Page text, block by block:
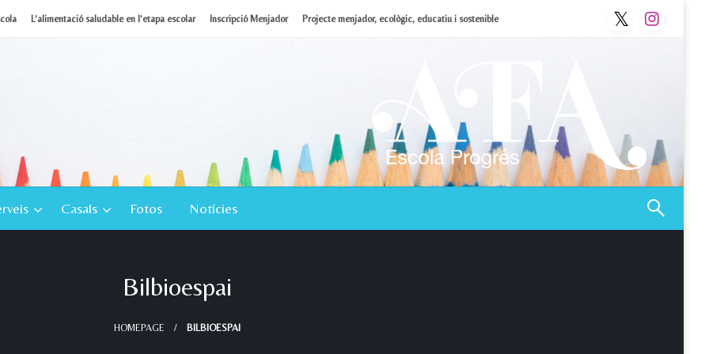
L’alimentació saludable en l’etapa escolar Inscripció Menjador Projecte menjador, ecològic, educatiu i sostenible
Casals Fotos Notícies
Bilbioespai
HOMEPAGE BILBIOESPAI